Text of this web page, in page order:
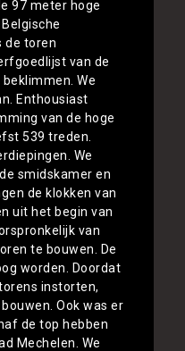
97 meter hoge
de toren
van de
We
Enthousiast
van de hoge
539 treden.
We
smidskamer en
de klokken van
uit het begin van
van
te bouwen. De
worden. Doordat
instorten,
Ook was er
de top hebben
Mechelen. We